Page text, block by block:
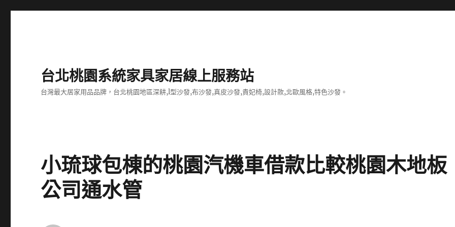
台北桃園系統家具家居線上服務站
台灣最大居家用品品牌，台北桃園地區深耕,l型沙發,布沙發,真皮沙發,貴妃椅,設計款,北歐風格,特色沙發。
小琉球包棟的桃園汽機車借款比較桃園木地板
公司通水管